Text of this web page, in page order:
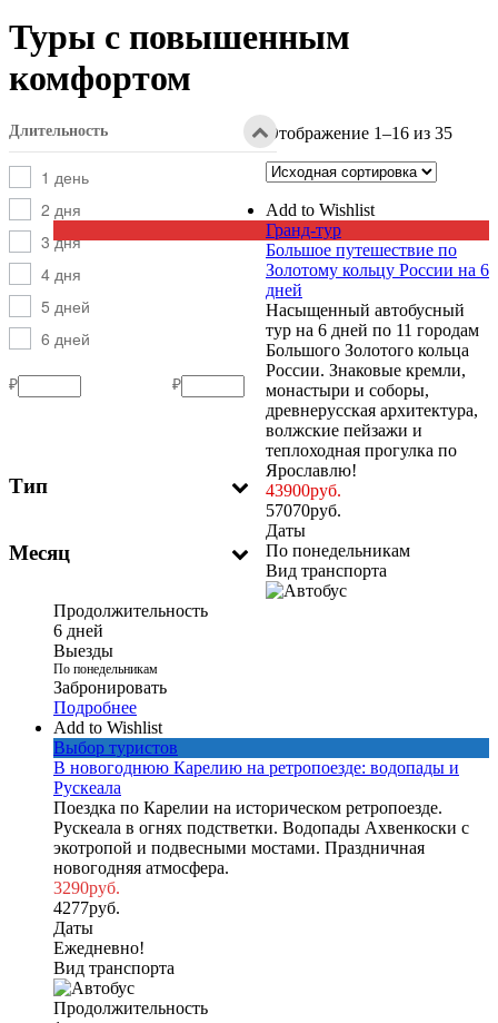
Туры с повышенным
комфортом
Длительность
1 день
2 дня
3 дня
4 дня
5 дней
6 дней
₽ ₽
Тип
Месяц
Отображение 1–16 из 35
Add to Wishlist
Гранд-тур
Большое путешествие по
Золотому кольцу России на 6
дней
Насыщенный автобусный
тур на 6 дней по 11 городам
Большого Золотого кольца
России. Знаковые кремли,
монастыри и соборы,
древнерусская архитектура,
волжские пейзажи и
теплоходная прогулка по
Ярославлю!
43900руб.
57070руб.
Даты
По понедельникам
Вид транспорта
Продолжительность
6 дней
Выезды
По понедельникам
Забронировать
Подробнее
Add to Wishlist
Выбор туристов
В новогоднюю Карелию на ретропоезде: водопады и
Рускеала
Поездка по Карелии на историческом ретропоезде.
Рускеала в огнях подстветки. Водопады Ахвенкоски с
экотропой и подвесными мостами. Праздничная
новогодняя атмосфера.
3290руб.
4277руб.
Даты
Ежедневно!
Вид транспорта
Продолжительность